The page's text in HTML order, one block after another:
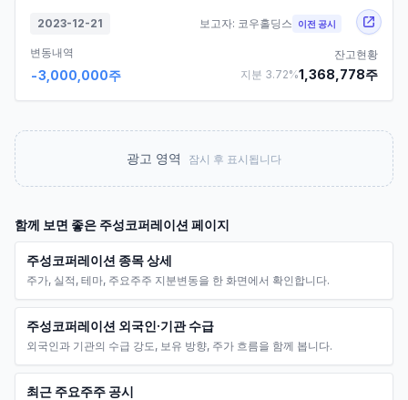
2023-12-21 보고자: 코우홀딩스 이전 공시
변동내역
-3,000,000주
잔고현황
지분 3.72%1,368,778주
광고 영역 잠시 후 표시됩니다
함께 보면 좋은 주성코퍼레이션 페이지
주성코퍼레이션 종목 상세
주가, 실적, 테마, 주요주주 지분변동을 한 화면에서 확인합니다.
주성코퍼레이션 외국인·기관 수급
외국인과 기관의 수급 강도, 보유 방향, 주가 흐름을 함께 봅니다.
최근 주요주주 공시